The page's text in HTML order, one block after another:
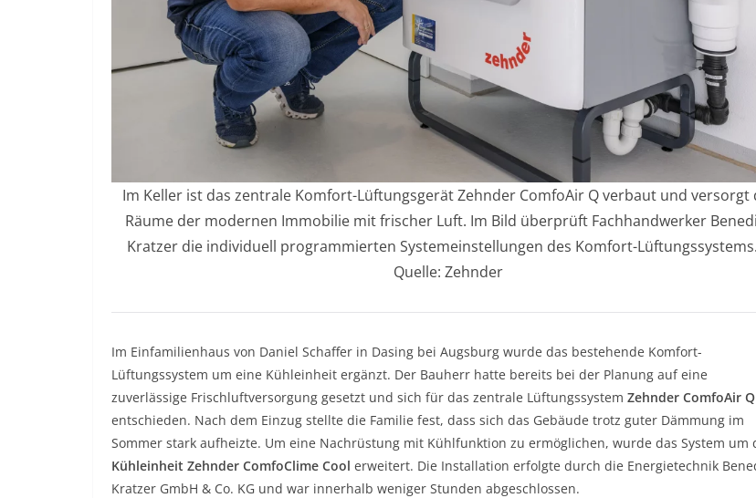
Im Keller ist das zentrale Komfort-Lüftungsgerät Zehnder ComfoAir Q verbaut und versorgt
Räume der modernen Immobilie mit frischer Luft. Im Bild überprüft Fachhandwerker
Kratzer die individuell programmierten Systemeinstellungen des Komfort-
Quelle: Zehnder
Im Einfamilienhaus von Daniel Schaffer in Dasing bei Augsburg wurde das bestehende Komfort-
Lüftungssystem um eine Kühleinheit ergänzt. Der Bauherr hatte bereits bei der Planung auf eine
zuverlässige Frischluftversorgung gesetzt und sich für das zentrale Lüftungssystem Zehnder ComfoAir Q
entschieden. Nach dem Einzug stellte die Familie fest, dass sich das Gebäude trotz guter Dämmung im
Sommer stark aufheizte. Um eine Nachrüstung mit Kühlfunktion zu ermöglichen, wurde das System um
Kühleinheit Zehnder ComfoClime Cool erweitert. Die Installation erfolgte durch die Energietechnik
Kratzer GmbH & Co. KG und war innerhalb weniger Stunden abgeschlossen.